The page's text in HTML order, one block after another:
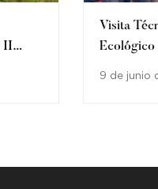
II
Visita
Ecológico
9 de junio